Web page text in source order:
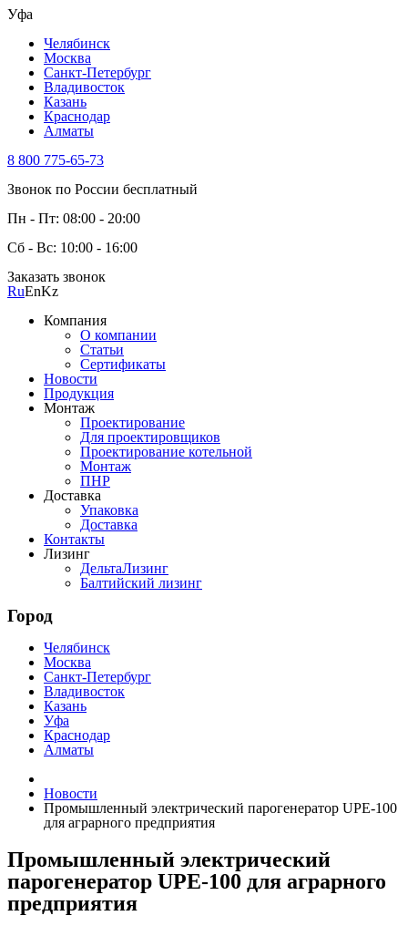
Уфа
Челябинск
Москва
Санкт-Петербург
Владивосток
Казань
Краснодар
Алматы
8 800 775-65-73
Звонок по России бесплатный
Пн - Пт: 08:00 - 20:00
Сб - Вс: 10:00 - 16:00
Заказать звонок
RuEnKz
Компания
О компании
Статьи
Сертификаты
Новости
Продукция
Монтаж
Проектирование
Для проектировщиков
Проектирование котельной
Монтаж
ПНР
Доставка
Упаковка
Доставка
Контакты
Лизинг
ДельтаЛизинг
Балтийский лизинг
Город
Челябинск
Москва
Санкт-Петербург
Владивосток
Казань
Уфа
Краснодар
Алматы
Новости
Промышленный электрический парогенератор UPE-100
для аграрного предприятия
Промышленный электрический
парогенератор UPE-100 для аграрного
предприятия